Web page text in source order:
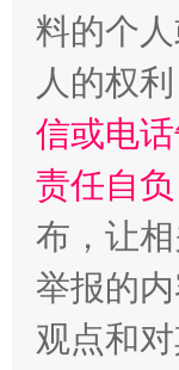
料的个
人的权
信或电
责任自负
布，让
举报的
观点和对